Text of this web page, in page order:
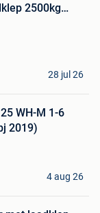
2500kg
28 jul 26
WH-M 1-6
2019)
4 aug 26